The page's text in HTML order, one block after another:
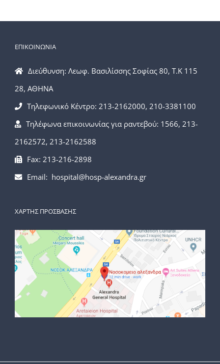
ΕΠΙΚΟΙΝΩΝΙΑ
Διεύθυνση: Λεωφ. Βασιλίσσης Σοφίας 80, Τ.Κ 115
28, ΑΘΗΝΑ
Τηλεφωνικό Κέντρο: 213-2162000, 210-3381100
Τηλέφωνα επικοινωνίας για ραντεβού: 1566, 213-
2162572, 213-2162588
Fax: 213-216-2898
Email: hospital@hosp-alexandra.gr
ΧΑΡΤΗΣ ΠΡΟΣΒΑΣΗΣ